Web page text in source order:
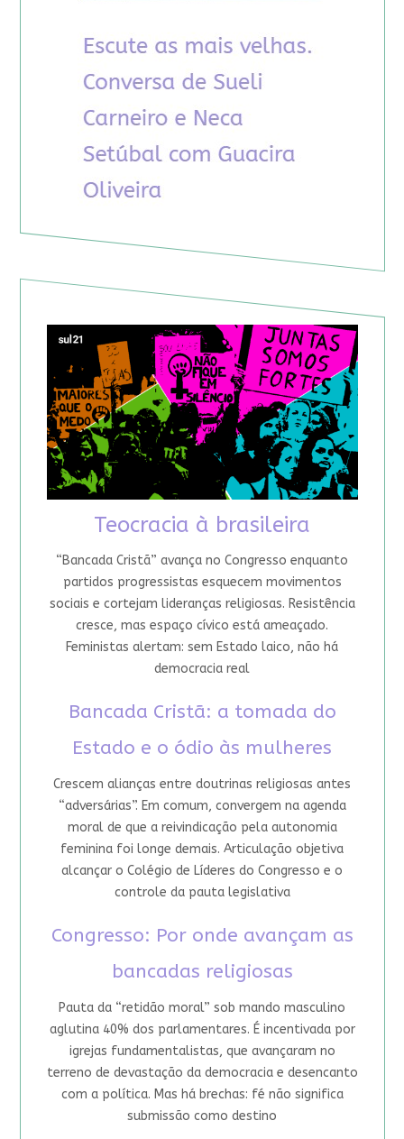
Teocracia à brasileira
“Bancada Cristã” avança no Congresso enquanto
partidos progressistas esquecem movimentos
sociais e cortejam lideranças religiosas. Resistência
cresce, mas espaço cívico está ameaçado.
Feministas alertam: sem Estado laico, não há
democracia real
Bancada Cristã: a tomada do
Estado e o ódio às mulheres
Crescem alianças entre doutrinas religiosas antes
“adversárias”. Em comum, convergem na agenda
moral de que a reivindicação pela autonomia
feminina foi longe demais. Articulação objetiva
alcançar o Colégio de Líderes do Congresso e o
controle da pauta legislativa
Congresso: Por onde avançam as
bancadas religiosas
Pauta da “retidão moral” sob mando masculino
aglutina 40% dos parlamentares. É incentivada por
igrejas fundamentalistas, que avançaram no
terreno de devastação da democracia e desencanto
com a política. Mas há brechas: fé não significa
submissão como destino